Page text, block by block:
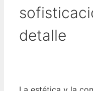
detalle